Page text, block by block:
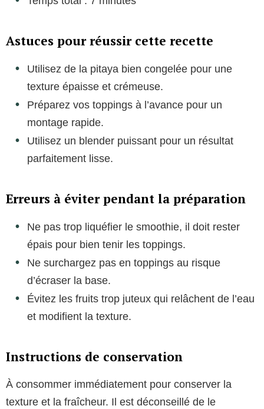
Astuces pour réussir cette recette
Utilisez de la pitaya bien congelée pour une
texture épaisse et crémeuse.
Préparez vos toppings à l’avance pour un
montage rapide.
Utilisez un blender puissant pour un résultat
parfaitement lisse.
Erreurs à éviter pendant la préparation
Ne pas trop liquéfier le smoothie, il doit rester
épais pour bien tenir les toppings.
Ne surchargez pas en toppings au risque
d’écraser la base.
Évitez les fruits trop juteux qui relâchent de l’eau
et modifient la texture.
Instructions de conservation
À consommer immédiatement pour conserver la
texture et la fraîcheur. Il est déconseillé de le